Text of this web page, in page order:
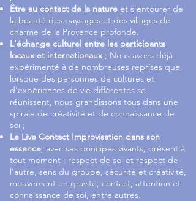
Être au contact de la nature et s’entourer de
la beauté des paysages et des villages de
charme de la Provence profonde.
L'échange culturel entre les participants
locaux et internationaux ; Nous avons déjà
expérimenté à de nombreuses reprises que,
lorsque des personnes de cultures et
d'expériences de vie différentes se
réunissent, nous grandissons tous dans une
spirale de créativité et de connaissance de
soi ;
Le Live Contact Improvisation dans son
essence, avec ses principes vivants, présent à
tout moment : respect de soi et respect de
l'autre, sens du groupe, sécurité et créativité,
mouvement en gravité, contact, attention et
connaissance de soi, entre autres.